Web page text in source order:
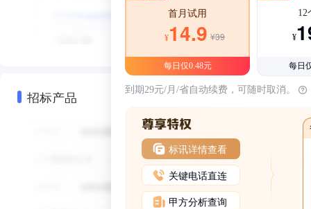
招标产品
首月试用
¥14.9 ¥39
每日仅0.48元
12
¥
每日
到期29元/月/省自动续费，可随时取消。
标讯详情查看
关键电话直连
甲方分析查询